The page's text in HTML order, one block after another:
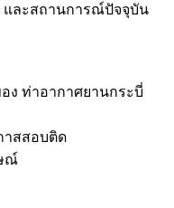
และสถานการณ์ปัจจุบัน
ง ท่าอากาศยานกระบี่
าสสอบติด
ณ์